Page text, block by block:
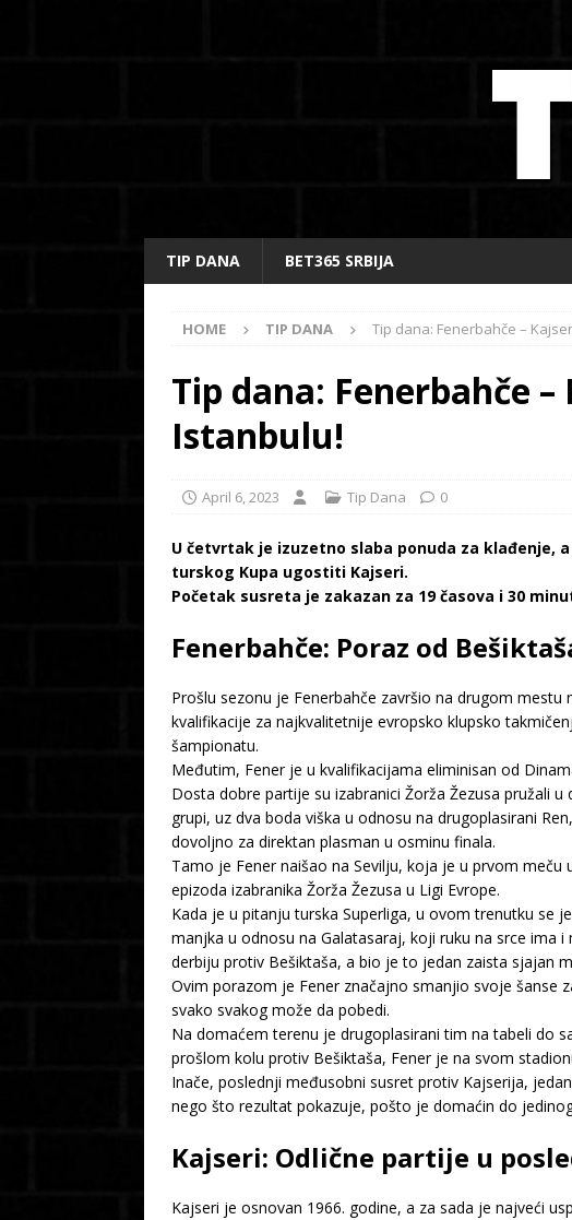
TIP DANA BET365 SRBIJA
HOME TIP DANA Tip dana: Fenerbahče –
Tip dana: Fenerbahče
Istanbulu!
April 6, 2023 Tip Dana 0
U četvrtak je izuzetno slaba ponuda za klađenje,
turskog Kupa ugostiti Kajseri.
Početak susreta je zakazan za 19 časova i 30
Fenerbahče: Poraz od
Prošlu sezonu je Fenerbahče završio na drugom
kvalifikacije za najkvalitetnije evropsko klupsko
šampionatu.
Međutim, Fener je u kvalifikacijama eliminisan od
Dosta dobre partije su izabranici Žorža Žezusa pružali
grupi, uz dva boda viška u odnosu na drugoplasirani
dovoljno za direktan plasman u osminu finala.
Tamo je Fener naišao na Sevilju, koja je u prvom meču
epizoda izabranika Žorža Žezusa u Ligi Evrope.
Kada je u pitanju turska Superliga, u ovom trenutku se
manjka u odnosu na Galatasaraj, koji ruku na srce ima
derbiju protiv Bešiktaša, a bio je to jedan zaista sjajan
Ovim porazom je Fener značajno smanjio svoje šanse
svako svakog može da pobedi.
Na domaćem terenu je drugoplasirani tim na tabeli do
prošlom kolu protiv Bešiktaša, Fener je na svom
Inače, poslednji međusobni susret protiv Kajserija,
nego što rezultat pokazuje, pošto je domaćin do
Kajseri: Odlične partije u
Kajseri je osnovan 1966. godine, a za sada je najveći